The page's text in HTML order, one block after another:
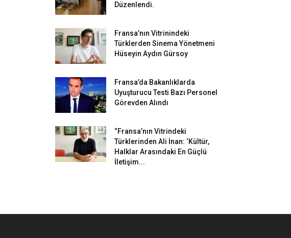
Düzenlendi.
Fransa’nın Vitrinindeki
Türklerden Sinema Yönetmeni
Hüseyin Aydın Gürsoy
Fransa’da Bakanlıklarda
Uyuşturucu Testi Bazı Personel
Görevden Alındı
“Fransa’nın Vitrindeki
Türklerinden Ali İnan: ‘Kültür,
Halklar Arasındaki En Güçlü
İletişim...